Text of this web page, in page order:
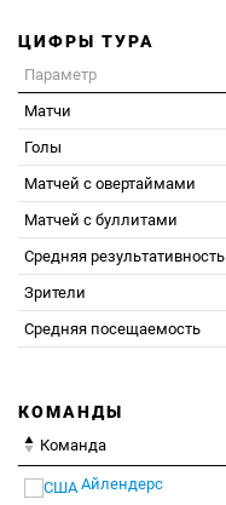
ЦИФРЫ ТУРА
Параметр
Матчи
Голы
Матчей с овертаймами
Матчей с буллитами
Средняя результативность
Зрители
Средняя посещаемость
КОМАНДЫ
Команда
Айлендерс